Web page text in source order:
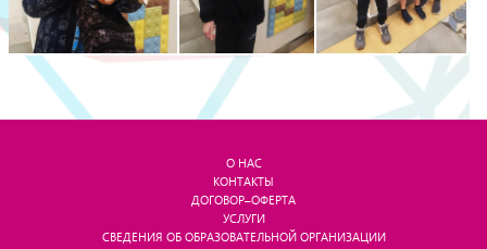
О НАС
КОНТАКТЫ
ДОГОВОР–ОФЕРТА
УСЛУГИ
СВЕДЕНИЯ ОБ ОБРАЗОВАТЕЛЬНОЙ ОРГАНИЗАЦИИ